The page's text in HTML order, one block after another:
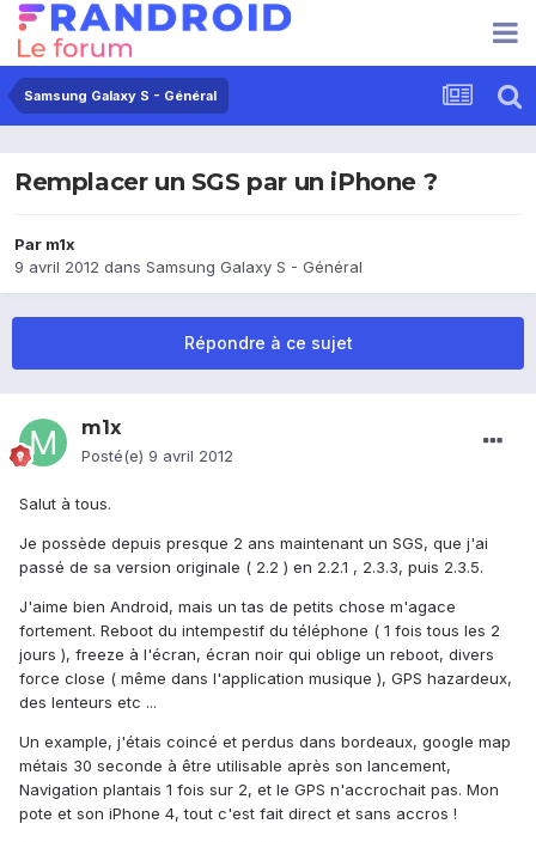
Samsung Galaxy S - Général
Remplacer un SGS par un iPhone ?
Par m1x
9 avril 2012 dans Samsung Galaxy S - Général
Répondre à ce sujet
m1x
Posté(e) 9 avril 2012
Salut à tous.
Je possède depuis presque 2 ans maintenant un SGS, que j'ai
passé de sa version originale ( 2.2 ) en 2.2.1 , 2.3.3, puis 2.3.5.
J'aime bien Android, mais un tas de petits chose m'agace
fortement. Reboot du intempestif du téléphone ( 1 fois tous les 2
jours ), freeze à l'écran, écran noir qui oblige un reboot, divers
force close ( même dans l'application musique ), GPS hazardeux,
des lenteurs etc ...
Un example, j'étais coincé et perdus dans bordeaux, google map
métais 30 seconde à être utilisable après son lancement,
Navigation plantais 1 fois sur 2, et le GPS n'accrochait pas. Mon
pote et son iPhone 4, tout c'est fait direct et sans accros !